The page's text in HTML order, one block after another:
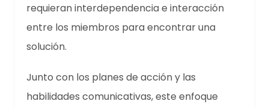
requieran interdependencia e interacción
entre los miembros para encontrar una
solución.
Junto con los planes de acción y las
habilidades comunicativas, este enfoque